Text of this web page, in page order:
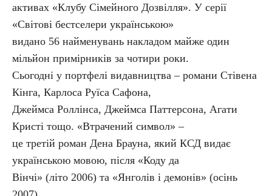
активах «Клубу Сімейного Дозвілля». У серії
«Світові бестселери українською»
видано 56 найменувань накладом майже один
мільйон примірників за чотири роки.
Сьогодні у портфелі видавництва – романи Стівена
Кінга, Карлоса Руїса Сафона,
Джеймса Роллінса, Джеймса Паттерсона, Агати
Кристі тощо. «Втрачений символ» –
це третій роман Дена Брауна, який КСД видає
українською мовою, після «Коду да
Вінчі» (літо 2006) та «Янголів і демонів» (осінь